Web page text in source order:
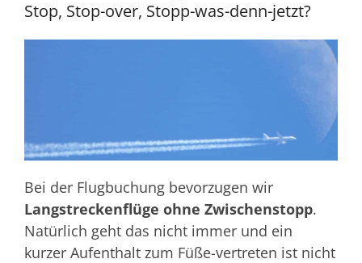
Stop, Stop-over, Stopp-was-denn-jetzt?
Bei der Flugbuchung bevorzugen wir
Langstreckenflüge ohne Zwischenstopp.
Natürlich geht das nicht immer und ein
kurzer Aufenthalt zum Füße-vertreten ist nicht